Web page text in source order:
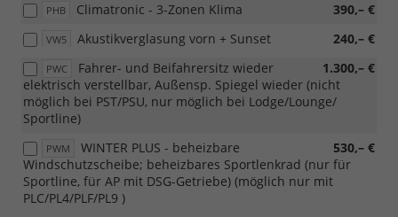
PHB 390,– €
Climatronic - 3-Zonen Klima
VW5 240,– €
Akustikverglasung vorn + Sunset
PWC 1.300,– €
Fahrer- und Beifahrersitz wieder
elektrisch verstellbar, Außensp. Spiegel wieder (nicht
möglich bei PST/PSU, nur möglich bei Lodge/Lounge/
Sportline)
PWM 530,– €
WINTER PLUS - beheizbare
Windschutzscheibe; beheizbares Sportlenkrad (nur für
Sportline, für AP mit DSG-Getriebe) (möglich nur mit
PLC/PL4/PLF/PL9 )